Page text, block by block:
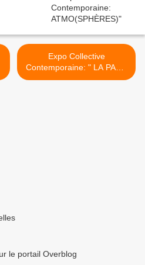
Expo Collective
Contemporaine: " LA PART
DES ANGES " >
le portail Overblog